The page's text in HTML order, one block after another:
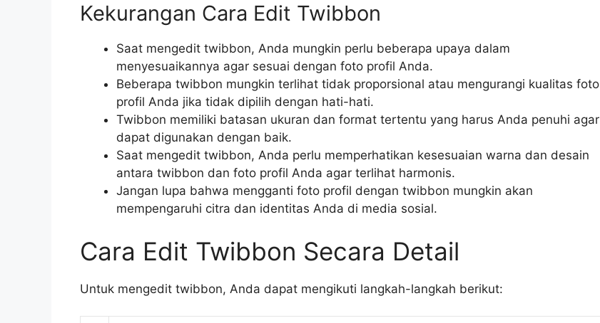
Kekurangan Cara Edit Twibbon
Saat mengedit twibbon, Anda mungkin perlu beberapa upaya dalam
menyesuaikannya agar sesuai dengan foto profil Anda.
Beberapa twibbon mungkin terlihat tidak proporsional atau mengurangi kualitas foto
profil Anda jika tidak dipilih dengan hati-hati.
Twibbon memiliki batasan ukuran dan format tertentu yang harus Anda penuhi agar
dapat digunakan dengan baik.
Saat mengedit twibbon, Anda perlu memperhatikan kesesuaian warna dan desain
antara twibbon dan foto profil Anda agar terlihat harmonis.
Jangan lupa bahwa mengganti foto profil dengan twibbon mungkin akan
mempengaruhi citra dan identitas Anda di media sosial.
Cara Edit Twibbon Secara Detail
Untuk mengedit twibbon, Anda dapat mengikuti langkah-langkah berikut: